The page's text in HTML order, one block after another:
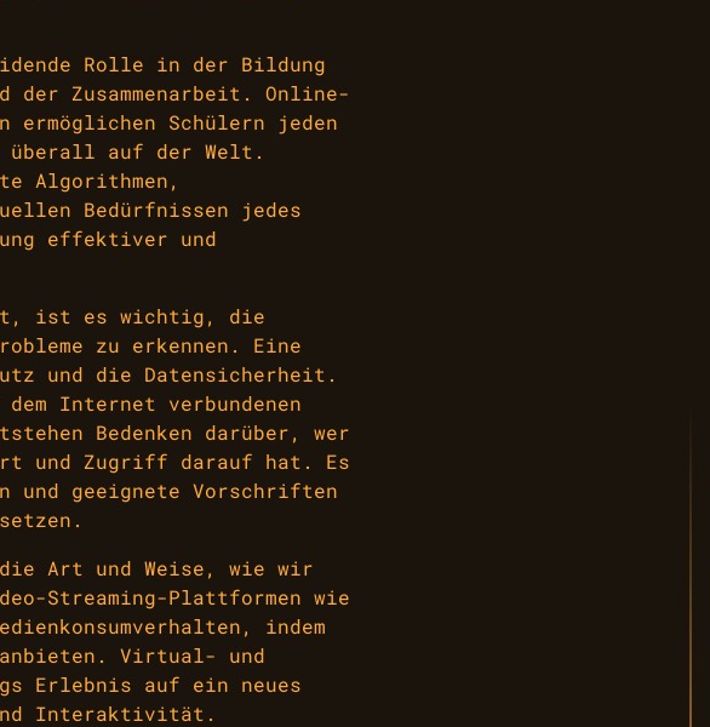
Rolle in der Bildung
der Zusammenarbeit. Online-
ermöglichen Schülern jeden
überall auf der Welt.
Algorithmen,
Bedürfnissen jedes
effektiver und
ist es wichtig, die
zu erkennen. Eine
und die Datensicherheit.
Internet verbundenen
Bedenken darüber, wer
und Zugriff darauf hat. Es
und geeignete Vorschriften
Art und Weise, wie wir
Streaming-Plattformen wie
indem
Virtual- und
Erlebnis auf ein neues
Interaktivität.